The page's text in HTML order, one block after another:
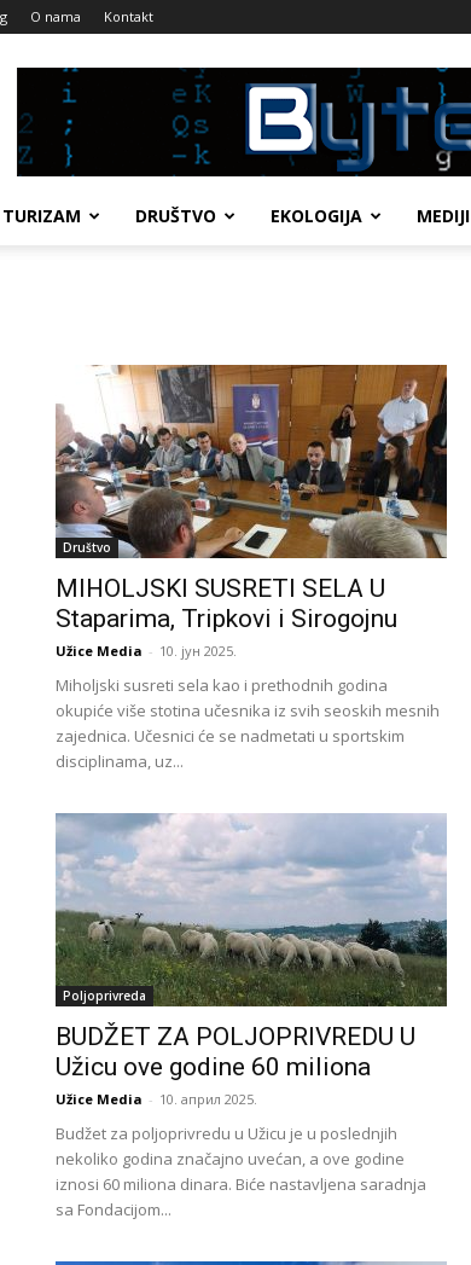
O nama Kontakt
TURIZAM DRUŠTVO EKOLOGIJA MEDIJI
Društvo
MIHOLJSKI SUSRETI SELA U
Staparima, Tripkovi i Sirogojnu
Užice Media - 10. јун 2025.
Miholjski susreti sela kao i prethodnih godina
okupiće više stotina učesnika iz svih seoskih mesnih
zajednica. Učesnici će se nadmetati u sportskim
disciplinama, uz...
Poljoprivreda
BUDŽET ZA POLJOPRIVREDU U
Užicu ove godine 60 miliona
Užice Media - 10. април 2025.
Budžet za poljoprivredu u Užicu je u poslednjih
nekoliko godina značajno uvećan, a ove godine
iznosi 60 miliona dinara. Biće nastavljena saradnja
sa Fondacijom...